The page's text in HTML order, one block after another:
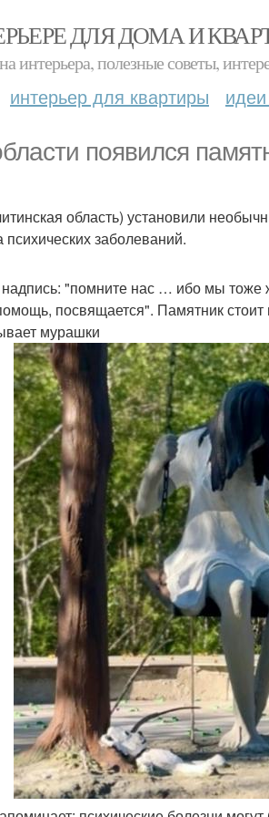
ДЛЯ ДОМА И
интерьера, полезные советы,
интерьер для квартиры
появился
область) установили
заболеваний.
"помните нас … ибо мы
посвящается". Памятник стоит
мурашки